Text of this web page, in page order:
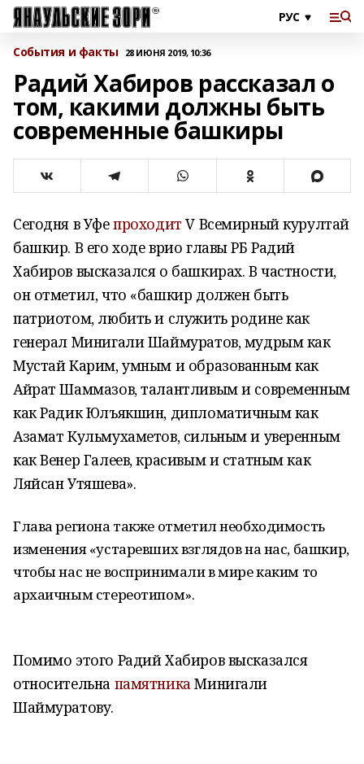
События и факты 28 ИЮНЯ 2019, 10:36
Радий Хабиров рассказал о
том, какими должны быть
современные башкиры
Сегодня в Уфепроходит V Всемирный курултай
башкир. В его ходе врио главы РБ Радий
Хабиров высказался о башкирах. В частности,
он отметил, что «башкир должен быть
патриотом, любить и служить родине как
генерал Минигали Шаймуратов, мудрым как
Мустай Карим, умным и образованным как
Айрат Шаммазов, талантливым и современным
как Радик Юлъякшин, дипломатичным как
Азамат Кульмухаметов, сильным и уверенным
как Венер Галеев, красивым и статным как
Ляйсан Утяшева».
Глава региона также отметил необходимость
изменения «устаревших взглядов на нас, башкир,
чтобы нас не воспринимали в мире каким то
архаичным стереотипом».
Помимо этого Радий Хабиров высказался
относительна памятникаМинигали
Шаймуратову.